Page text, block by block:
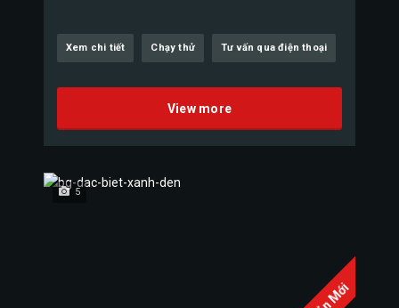
Xem chi tiết Chạy thử Tư vấn qua điện thoại
View more
5